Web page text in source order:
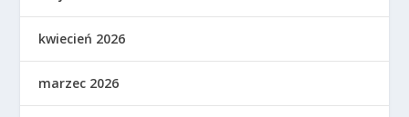
kwiecień 2026
marzec 2026